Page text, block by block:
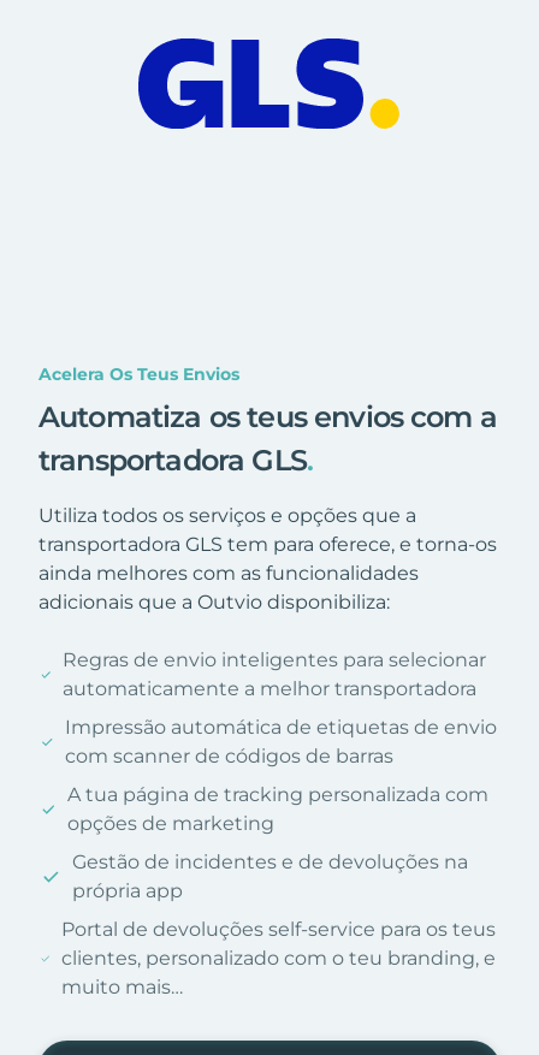
Acelera Os Teus Envios
Automatiza os teus envios com a
transportadora GLS.
Utiliza todos os serviços e opções que a
transportadora GLS tem para oferece, e torna-os
ainda melhores com as funcionalidades
adicionais que a Outvio disponibiliza:
Regras de envio inteligentes para selecionar
automaticamente a melhor transportadora
Impressão automática de etiquetas de envio
com scanner de códigos de barras
A tua página de tracking personalizada com
opções de marketing
Gestão de incidentes e de devoluções na
própria app
Portal de devoluções self-service para os teus
clientes, personalizado com o teu branding, e
muito mais…